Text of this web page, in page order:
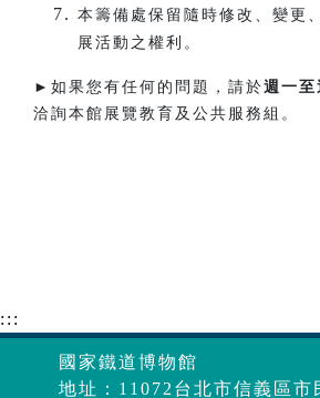
本籌備處保留隨時修改、變更
展活動之權利。
►如果您有任何的問題，請於週一至
洽詢本館展覽教育及公共服務組。
:::
國家鐵道博物館
地址：11072台北市信義區市